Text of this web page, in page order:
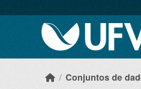
Conjuntos de